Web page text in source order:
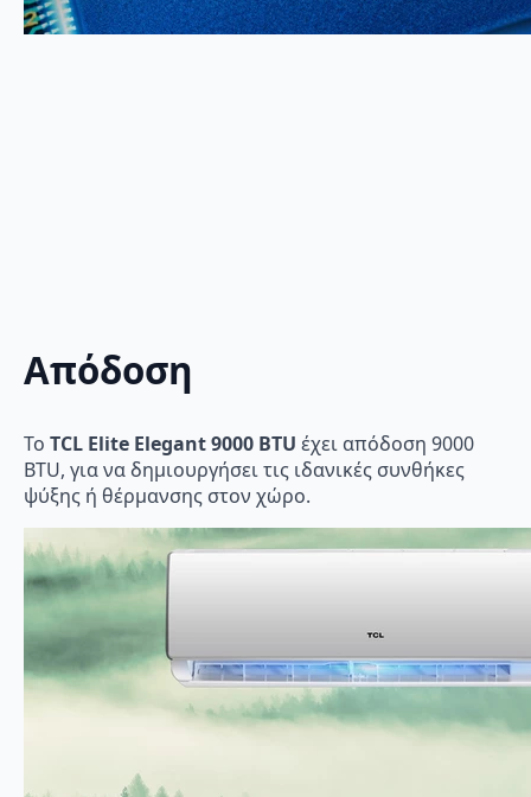
Απόδοση
Το TCL Elite Elegant 9000 BTU έχει απόδοση 9000
BTU, για να δημιουργήσει τις ιδανικές συνθήκες
ψύξης ή θέρμανσης στον χώρο.